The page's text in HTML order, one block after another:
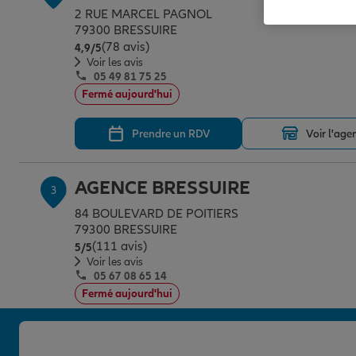
2 RUE MARCEL PAGNOL
79300 BRESSUIRE
4,9/5Note de 4.9 sur 5
(78 avis)
Voir les avis
05 49 81 75 25
Fermé aujourd'hui
Prendre un RDV Voir
3 AGENCE BRESSUIRE
84 BOULEVARD DE POITIERS
79300 BRESSUIRE
5/5Note de 5 sur 5
(111 avis)
Voir les avis
05 67 08 65 14
Fermé aujourd'hui